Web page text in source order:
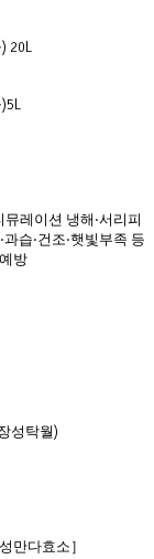
20L
레이션 냉해·서리피
습·건조·햇빛부족 등
방
성탁월)
만다효소］